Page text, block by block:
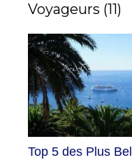
Voyageurs (11)
Top 5 des Plus